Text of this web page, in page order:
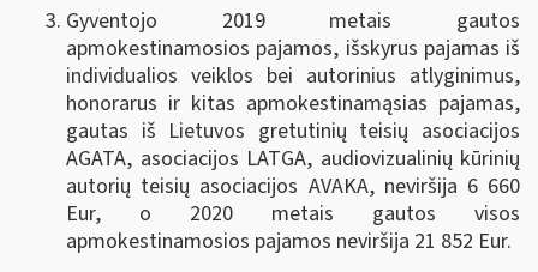
Gyventojo 2019 metais gautos
apmokestinamosios pajamos, išskyrus pajamas iš
individualios veiklos bei autorinius atlyginimus,
honorarus ir kitas apmokestinamąsias pajamas,
gautas iš Lietuvos gretutinių teisių asociacijos
AGATA, asociacijos LATGA, audiovizualinių kūrinių
autorių teisių asociacijos AVAKA, neviršija 6 660
Eur, o 2020 metais gautos visos
apmokestinamosios pajamos neviršija 21 852 Eur.